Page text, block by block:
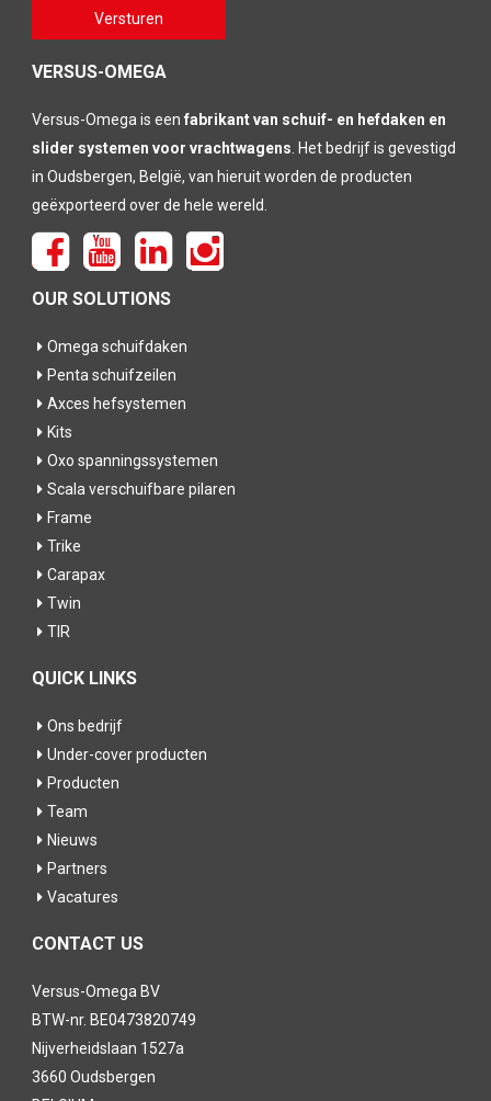
laten
Versturen
VERSUS-OMEGA
Versus-Omega is een fabrikant van schuif- en hefdaken en
slider systemen voor vrachtwagens . Het bedrijf is gevestigd
in Oudsbergen, België, van hieruit worden de producten
geëxporteerd over de hele wereld.
OUR SOLUTIONS
Omega schuifdaken
Penta schuifzeilen
Axces hefsystemen
Kits
Oxo spanningssystemen
Scala verschuifbare pilaren
Frame
Trike
Carapax
Twin
TIR
QUICK LINKS
Ons bedrijf
Under-cover producten
Producten
Team
Nieuws
Partners
Vacatures
CONTACT US
Versus-Omega BV
BTW-nr. BE0473820749
Nijverheidslaan 1527a
3660 Oudsbergen